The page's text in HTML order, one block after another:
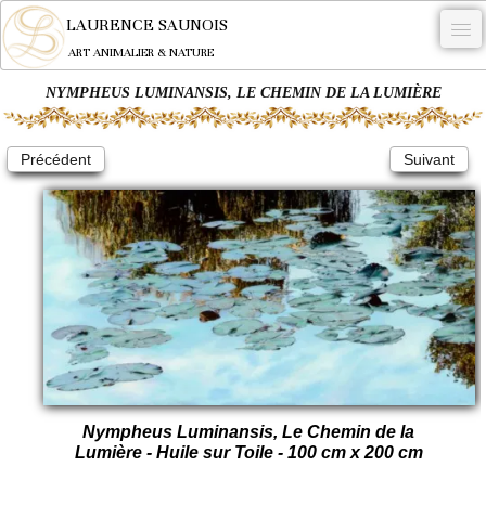
LAURENCE SAUNOIS
ART ANIMALIER & NATURE
-
NYMPHEUS LUMINANSIS.
OEUVRES
BECASSE
COMMANDE
L'ARTISTE.
NEWS
CONTACT
Français
NYMPHEUS LUMINANSIS, LE CHEMIN DE LA LUMIÈRE
Précédent Suivant
Nympheus Luminansis, Le Chemin de la
Lumière - Huile sur Toile - 100 cm x 200 cm